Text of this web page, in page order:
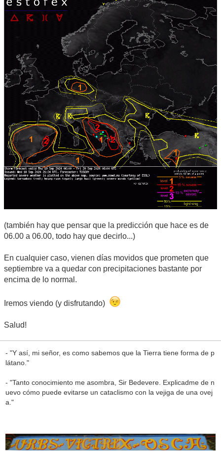
(también hay que pensar que la predicción que hace es de
06.00 a 06.00, todo hay que decirlo...)
En cualquier caso, vienen días movidos que prometen que
septiembre va a quedar con precipitaciones bastante por
encima de lo normal.
Iremos viendo (y disfrutando)
Salud!
- "Y así, mi señor, es como sabemos que la Tierra tiene forma de p
látano."
- "Tanto conocimiento me asombra, Sir Bedevere. Explicadme de n
uevo cómo puede evitarse un cataclismo con la vejiga de una ovej
a."